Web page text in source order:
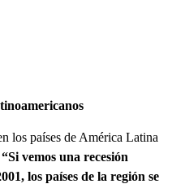
los países de América Latina
“Si vemos una recesión
los países de la región se